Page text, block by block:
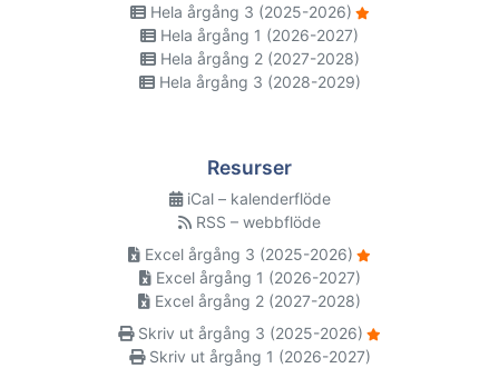
Hela årgång 3 (2025-2026)
Hela årgång 1 (2026-2027)
Hela årgång 2 (2027-2028)
Hela årgång 3 (2028-2029)
Resurser
iCal – kalenderflöde
RSS – webbflöde
Excel årgång 3 (2025-2026)
Excel årgång 1 (2026-2027)
Excel årgång 2 (2027-2028)
Skriv ut årgång 3 (2025-2026)
Skriv ut årgång 1 (2026-2027)